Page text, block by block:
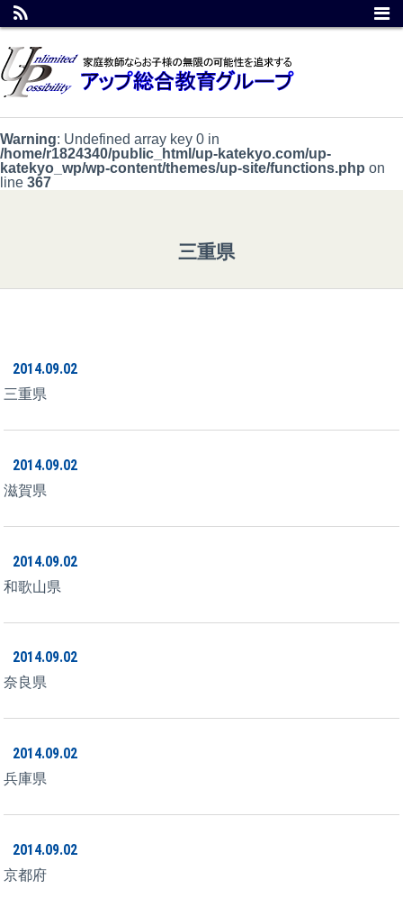
Warning: Undefined array key 0 in
/home/r1824340/public_html/up-katekyo.com/up-
katekyo_wp/wp-content/themes/up-site/functions.php on
line 367
三重県
2014.09.02
三重県
2014.09.02
滋賀県
2014.09.02
和歌山県
2014.09.02
奈良県
2014.09.02
兵庫県
2014.09.02
京都府